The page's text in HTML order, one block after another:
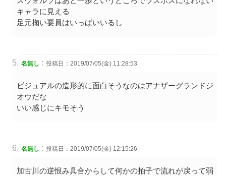
キャラに見える
足元掬い要員はいっぱいいるし
名無し : 投稿日：2019/07/05(金) 11:28:53
ビジュアルの造形的に面白そうなのはアナザーグランドジ
オウだな
いい感じにキモそう
名無し : 投稿日：2019/07/05(金) 12:15:26
加古川の逆恨み具合からして何かの拍子で流れが戻って弱